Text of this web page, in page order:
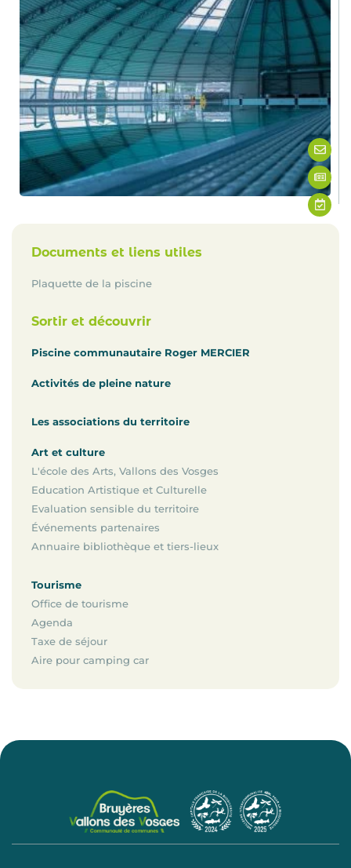
Documents et liens utiles
Plaquette de la piscine
Sortir et découvrir
Piscine communautaire Roger MERCIER
Activités de pleine nature
Les associations du territoire
Art et culture
L'école des Arts, Vallons des Vosges
Education Artistique et Culturelle
Evaluation sensible du territoire
Événements partenaires
Annuaire bibliothèque et tiers-lieux
Tourisme
Office de tourisme
Agenda
Taxe de séjour
Aire pour camping car